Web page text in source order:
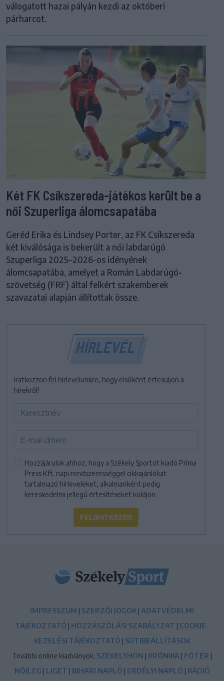
válogatott hazai pályán kezdi az októberi
párharcot.
Két FK Csíkszereda-játékos került be a
női Szuperliga álomcsapatába
Geréd Erika és Lindsey Porter, az FK Csíkszereda
két kiválósága is bekerült a női labdarúgó
Szuperliga 2025–2026-os idényének
álomcsapatába, amelyet a Román Labdarúgó-
szövetség (FRF) által felkért szakemberek
szavazatai alapján állítottak össze.
HÍRLEVÉL
Iratkozzon fel hírlevelünkre, hogy elsőként értesüljön a
hírekről!
Hozzájárulok ahhoz, hogy a Székely Sportot kiadó Príma
Press Kft. napi rendszerességgel cikkajánlókat
tartalmazó hírleveleket, alkalmanként pedig
kereskedelmi jellegű értesítéseket küldjön.
FELIRATKOZOM
IMPRESSZUM | SZERZŐI JOGOK | ADATVÉDELMI
TÁJÉKOZTATÓ | HOZZÁSZÓLÁSI SZABÁLYZAT | COOKIE-
KEZELÉSI TÁJÉKOZTATÓ | SÜTIBEÁLLÍTÁSOK
További online kiadványok: SZÉKELYHON | KRÓNIKA | FŐTÉR |
NŐILEG | LIGET | BIHARI NAPLÓ | ERDÉLYI NAPLÓ | RÁDIÓ